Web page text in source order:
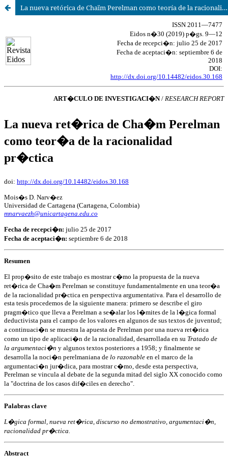
La nueva retórica de Chaïm Perelman como teoría de la racionalidad práctica